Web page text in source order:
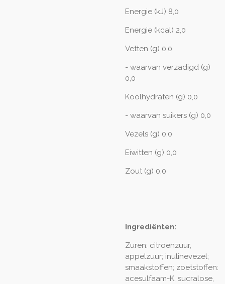
Energie (kJ) 8,0
Energie (kcal) 2,0
Vetten (g) 0,0
- waarvan verzadigd (g)
0,0
Koolhydraten (g) 0,0
- waarvan suikers (g) 0,0
Vezels (g) 0,0
Eiwitten (g) 0,0
Zout (g) 0,0
Ingrediënten:
Zuren: citroenzuur,
appelzuur; inulinevezel;
smaakstoffen; zoetstoffen:
acesulfaam-K, sucralose,